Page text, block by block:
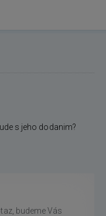
s jeho dodanim?
budeme Vás